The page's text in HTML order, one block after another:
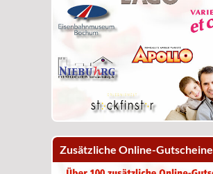
Zusätzliche Online-Gutscheine